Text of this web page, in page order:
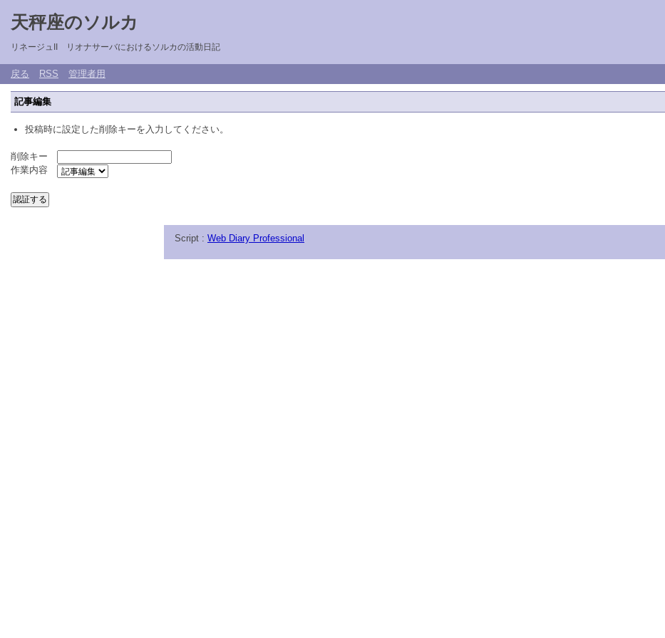
天秤座のソルカ
リネージュII リオナサーバにおけるソルカの活動日記
戻る RSS 管理者用
記事編集
投稿時に設定した削除キーを入力してください。
削除キー
作業内容
Script : Web Diary Professional